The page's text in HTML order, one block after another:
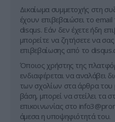
Δικαίωμα συμμετοχής στη
έχουν επιβεβαιώσει το
disqus. Εάν δεν έχετε ήδη
μπορείτε να ζητήσετε να
επιβεβαίωσης από το
Όποιος χρήστης της
ενδιαφέρεται να αναλάβει
των σχολίων στα άρθρα του
βάση, μπορεί να στείλει τα
επικοινωνίας στο
άμεσα η υποψηφιότητά του.